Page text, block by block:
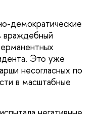
демократические
враждебный
Это уже
несогласных по
в масштабные